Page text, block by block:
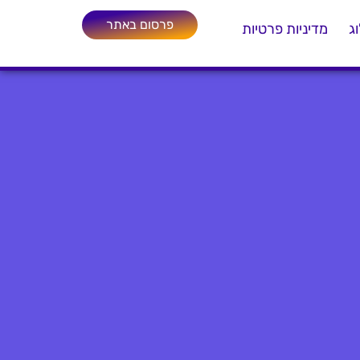
מדיניות פרטיות פרסום באתר